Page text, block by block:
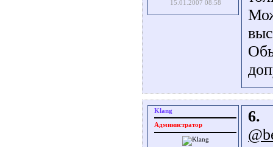
15.01.2007 08:58
Klang
Администратор
6.